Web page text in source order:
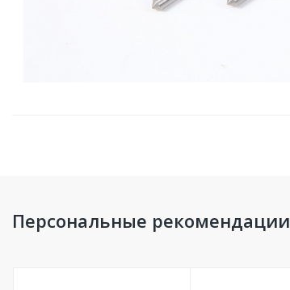
Персональные рекомендации